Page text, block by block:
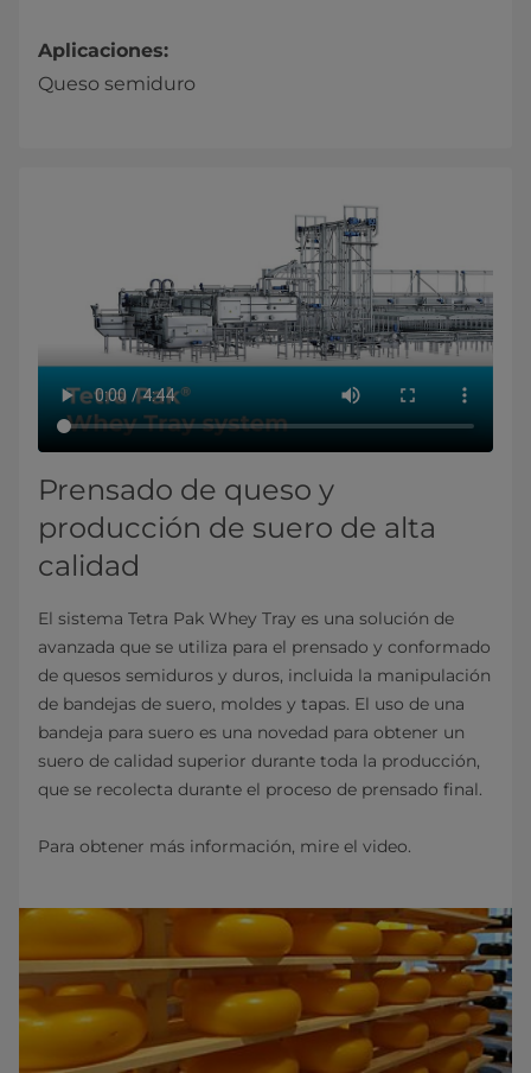
Aplicaciones:
Queso semiduro
Prensado de queso y
producción de suero de alta
calidad
El sistema Tetra Pak Whey Tray es una solución de
avanzada que se utiliza para el prensado y conformado
de quesos semiduros y duros, incluida la manipulación
de bandejas de suero, moldes y tapas. El uso de una
bandeja para suero es una novedad para obtener un
suero de calidad superior durante toda la producción,
que se recolecta durante el proceso de prensado final.
Para obtener más información, mire el video.